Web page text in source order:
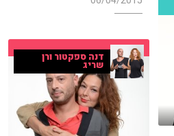
דנה ספקטור ורן
שריג